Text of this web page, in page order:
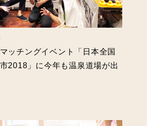
ッチングイベント「日本全国
2018」に今年も温泉道場が出